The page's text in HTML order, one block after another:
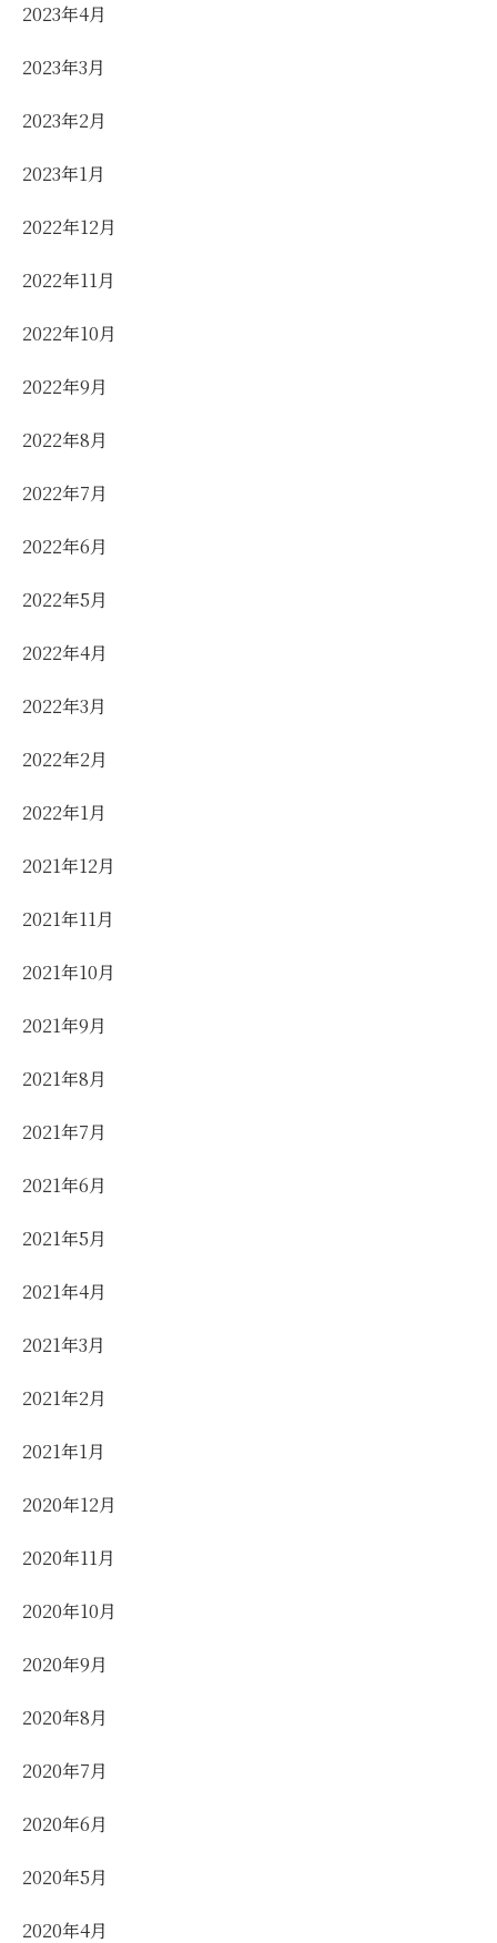
2023年4月
2023年3月
2023年2月
2023年1月
2022年12月
2022年11月
2022年10月
2022年9月
2022年8月
2022年7月
2022年6月
2022年5月
2022年4月
2022年3月
2022年2月
2022年1月
2021年12月
2021年11月
2021年10月
2021年9月
2021年8月
2021年7月
2021年6月
2021年5月
2021年4月
2021年3月
2021年2月
2021年1月
2020年12月
2020年11月
2020年10月
2020年9月
2020年8月
2020年7月
2020年6月
2020年5月
2020年4月